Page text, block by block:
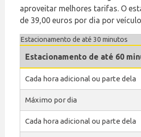
aproveitar melhores tarifas. O
de 39,00 euros por dia por
Estacionamento de até 30 minutos
Estacionamento de até 60
Cada hora adicional ou parte dela
Máximo por dia
Cada hora adicional ou parte dela